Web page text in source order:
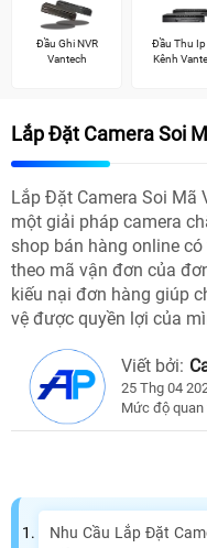
Đầu Ghi NVR
Vantech
Đầu Thu Ip
Kênh
Lắp Đặt Camera Soi
Lắp Đặt Camera Soi Mã
một giải pháp camera
shop bán hàng online
theo mã vận đơn của
kiếu nại đơn hàng giúp
vệ được quyền lợi của
Viết bởi:
25 Thg 04
Mức độ quan
Nhu Cầu Lắp Đặt